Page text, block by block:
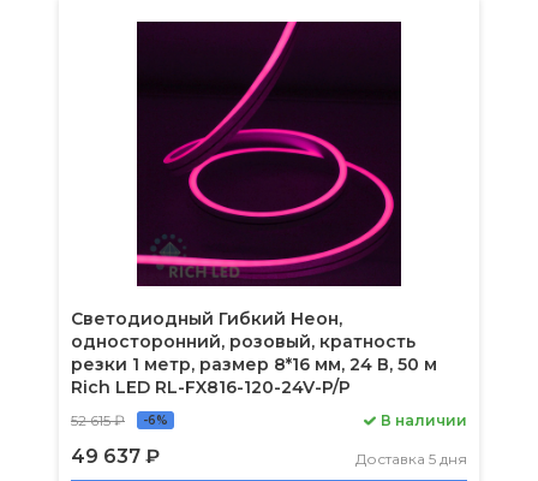
Светодиодный Гибкий Неон,
односторонний, розовый, кратность
резки 1 метр, размер 8*16 мм, 24 В, 50 м
Rich LED RL-FX816-120-24V-P/P
52 615 ₽ -6%
49 637 ₽
В наличии
Доставка 5 дня